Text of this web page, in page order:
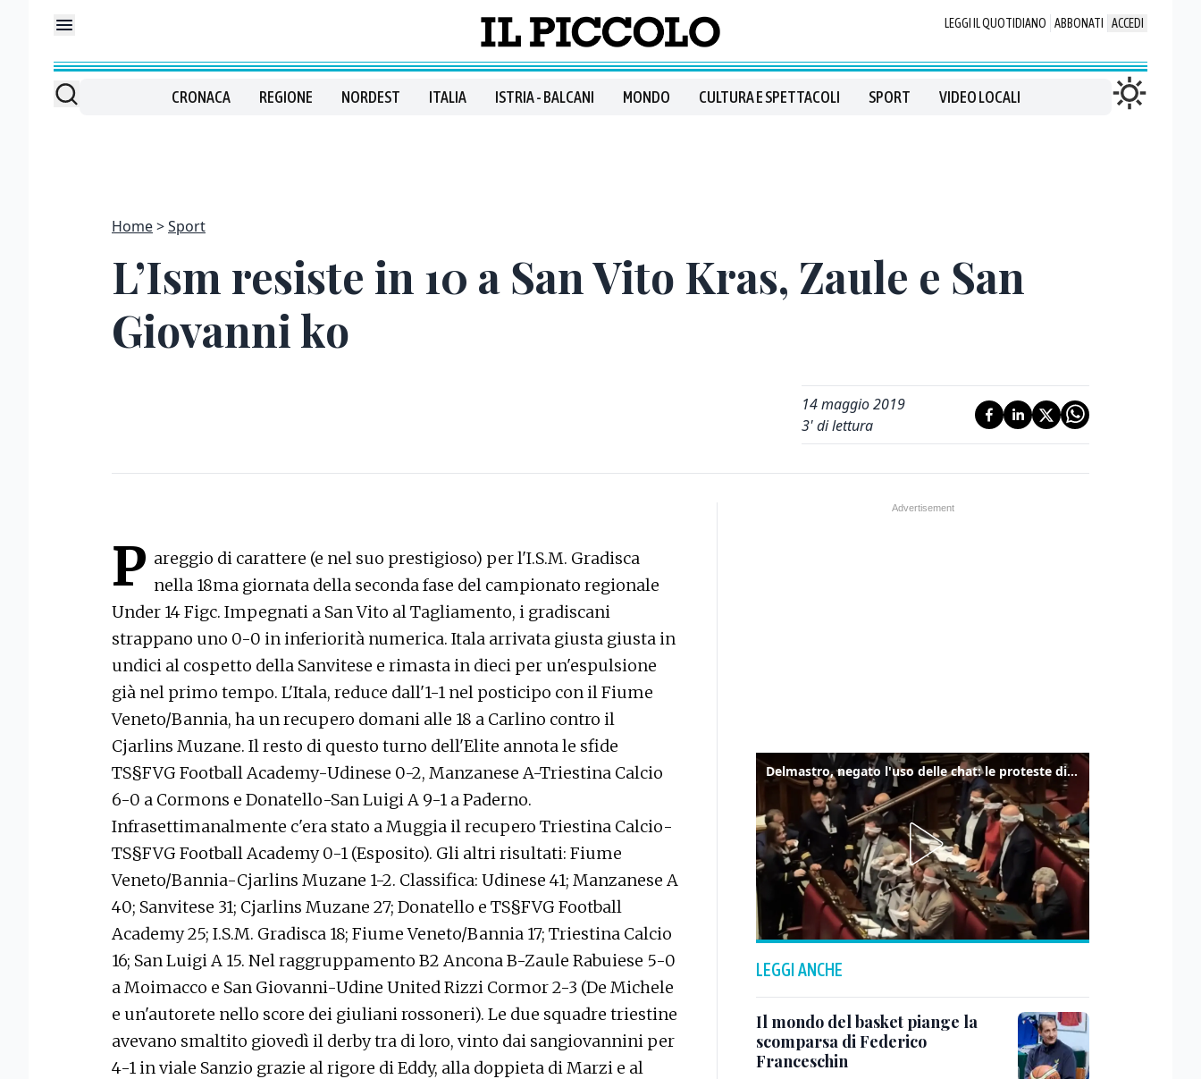
LEGGI IL QUOTIDIANO ABBONATI ACCEDI
CRONACA REGIONE NORDEST ITALIA ISTRIA - BALCANI MONDO CULTURA E SPETTACOLI SPORT VIDEO LOCALI
Home Sport
L’Ism resiste in 10 a San Vito Kras, Zaule e San
Giovanni ko
14 maggio 2019
3' di lettura
P areggio di carattere (e nel suo prestigioso) per l'I.S.M. Gradisca
nella 18ma giornata della seconda fase del campionato regionale
Under 14 Figc. Impegnati a San Vito al Tagliamento, i gradiscani
strappano uno 0-0 in inferiorità numerica. Itala arrivata giusta giusta in
undici al cospetto della Sanvitese e rimasta in dieci per un'espulsione
già nel primo tempo. L'Itala, reduce dall'1-1 nel posticipo con il Fiume
Veneto/Bannia, ha un recupero domani alle 18 a Carlino contro il
Cjarlins Muzane. Il resto di questo turno dell'Elite annota le sfide
TS§FVG Football Academy-Udinese 0-2, Manzanese A-Triestina Calcio
6-0 a Cormons e Donatello-San Luigi A 9-1 a Paderno.
Infrasettimanalmente c'era stato a Muggia il recupero Triestina Calcio-
TS§FVG Football Academy 0-1 (Esposito). Gli altri risultati: Fiume
Veneto/Bannia-Cjarlins Muzane 1-2. Classifica: Udinese 41; Manzanese A
40; Sanvitese 31; Cjarlins Muzane 27; Donatello e TS§FVG Football
Academy 25; I.S.M. Gradisca 18; Fiume Veneto/Bannia 17; Triestina Calcio
16; San Luigi A 15. Nel raggruppamento B2 Ancona B-Zaule Rabuiese 5-0
a Moimacco e San Giovanni-Udine United Rizzi Cormor 2-3 (De Michele
e un'autorete nello score dei giuliani rossoneri). Le due squadre triestine
avevano smaltito giovedì il derby tra di loro, vinto dai sangiovannini per
4-1 in viale Sanzio grazie al rigore di Eddy, alla doppieta di Marzi e al
Delmastro, negato l'uso delle chat: le proteste di Avs e M5s
LEGGI ANCHE
Il mondo del basket piange la
scomparsa di Federico
Franceschin